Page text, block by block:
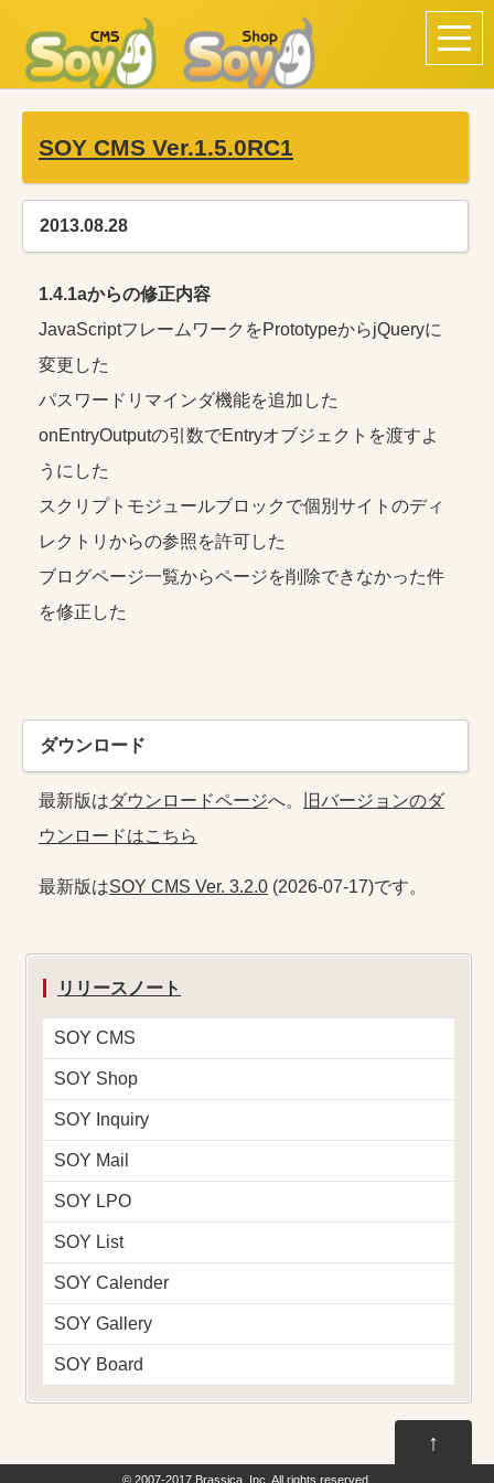
SOY CMS Ver.1.5.0RC1
2013.08.28
1.4.1aからの修正内容
JavaScriptフレームワークをPrototypeからjQueryに
変更した
パスワードリマインダ機能を追加した
onEntryOutputの引数でEntryオブジェクトを渡すよ
うにした
スクリプトモジュールブロックで個別サイトのディ
レクトリからの参照を許可した
ブログページ一覧からページを削除できなかった件
を修正した
ダウンロード
最新版はダウンロードページへ。
旧バージョンのダ
ウンロードはこちら
最新版はSOY CMS Ver. 3.2.0 (2026-07-17)です。
リリースノート
SOY CMS
SOY Shop
SOY Inquiry
SOY Mail
SOY LPO
SOY List
SOY Calender
SOY Gallery
SOY Board
↑
© 2007-2017 Brassica, Inc. All rights reserved.